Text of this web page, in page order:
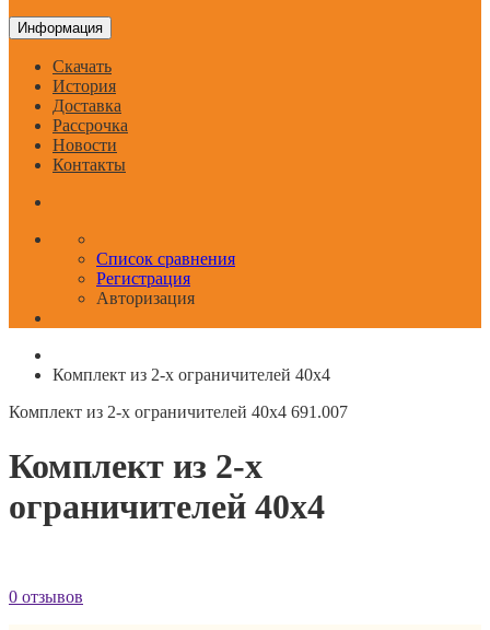
Информация
Скачать
История
Доставка
Рассрочка
Новости
Контакты
Список сравнения
Регистрация
Авторизация
Комплект из 2-х ограничителей 40x4
Комплект из 2-х ограничителей 40x4 691.007
Комплект из 2-х
ограничителей 40x4
0 отзывов